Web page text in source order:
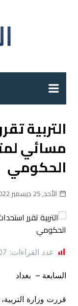
التربية
مسائي
الحكومي
الأحد, 25 ديسمبر 2022, 11:33
عدد القراءات:
السابعة – بغداد
قررت وزارة